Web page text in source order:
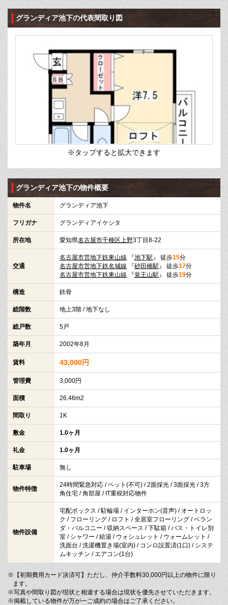
グランディア池下の代表間取り図
※タップすると拡大できます
グランディア池下の物件概要
物件名 グランディア池下
フリガナ グランディアイケシタ
所在地 愛知県名古屋市千種区 上野3丁目8-22
交通
名古屋市営地下鉄東山線 『池下駅 』 徒歩15分
名古屋市営地下鉄名城線 『砂田橋駅 』 徒歩17分
名古屋市営地下鉄東山線 『覚王山駅 』 徒歩19分
構造 鉄骨
総階数 地上3階 / 地下なし
総戸数 5戸
築年月 2002年8月
賃料 43,000円
管理費 3,000円
面積 26.46m2
間取り 1K
敷金 1.0ヶ月
礼金 1.0ヶ月
駐車場 無し
物件特徴
24時間緊急対応 / ペット(不可) / 2面採光 / 3面採光 / 3方
角住宅 / 角部屋 / IT重税対応物件
物件設備
宅配ボックス / 駐輪場 / インターホン(音声) / オートロッ
ク / フローリング / ロフト / 全居室フローリング / ベラン
ダ・バルコニー / 収納スペース / 下駄箱 / バス・トイレ別
室 / シャワー / 給湯 / ウォシュレット / ウォームレット /
洗面台 / 洗濯機置き場(室内) / コンロ設置済(1口) / システ
ムキッチン / エアコン(1台)
※【初期費用カード決済可】ただし、仲介手数料30,000円以上の物件に限り
ます。
※写真や間取り図が現状と相違する場合は現状を優先させていただきます。
※掲載している物件が万が一ご成約の場合はご了承ください。